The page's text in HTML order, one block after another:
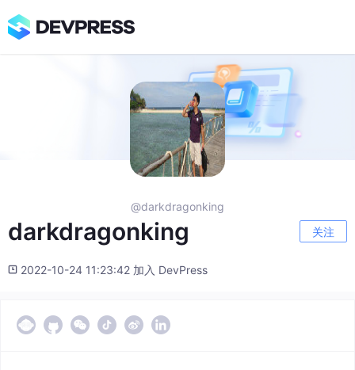
@darkdragonking
darkdragonking 关注
2022-10-24 11:23:42 加入 DevPress